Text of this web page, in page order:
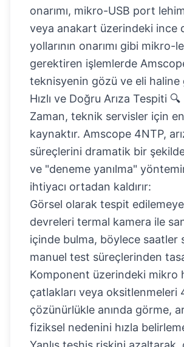
onarımı, mikro-USB port
veya anakart üzerindeki ince
yollarının onarımı gibi mikro-
gerektiren işlemlerde
teknisyenin gözü ve eli haline
Hızlı ve Doğru Arıza Tespiti 🔍
Zaman, teknik servisler için
kaynaktır. Amscope 4NTP,
süreçlerini dramatik bir şekilde
ve "deneme yanılma"
ihtiyacı ortadan kaldırır:
Görsel olarak tespit
devreleri termal kamera ile
içinde bulma, böylece saatler
manuel test süreçlerinden
Komponent üzerindeki mikro
çatlakları veya oksitlenmeleri
çözünürlükle anında görme,
fiziksel nedenini hızla